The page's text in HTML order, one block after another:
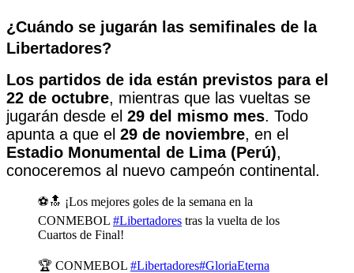
¿Cuándo se jugarán las semifinales de la
Libertadores?
Los partidos de ida están previstos para el
22 de octubre, mientras que las vueltas se
jugarán desde el 29 del mismo mes. Todo
apunta a que el 29 de noviembre, en el
Estadio Monumental de Lima (Perú),
conoceremos al nuevo campeón continental.
⚽️🔝 ¡Los mejores goles de la semana en la
CONMEBOL #Libertadores tras la vuelta de los
Cuartos de Final!
🏆 CONMEBOL #Libertadores#GloriaEterna